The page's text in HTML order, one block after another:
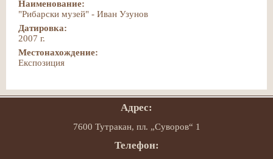
Наименование:
"Рибарски музей" - Иван Узунов
Датировка:
2007 г.
Местонахождение:
Експозиция
Адрес:
7600 Тутракан, пл. „Суворов“ 1
Телефон: